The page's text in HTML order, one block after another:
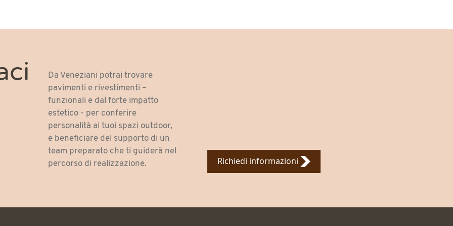
Da Veneziani potrai trovare
pavimenti e rivestimenti –
funzionali e dal forte impatto
estetico - per conferire
personalità ai tuoi spazi outdoor,
e beneficiare del supporto di un
team preparato che ti guiderà nel
percorso di realizzazione.
Richiedi informazioni